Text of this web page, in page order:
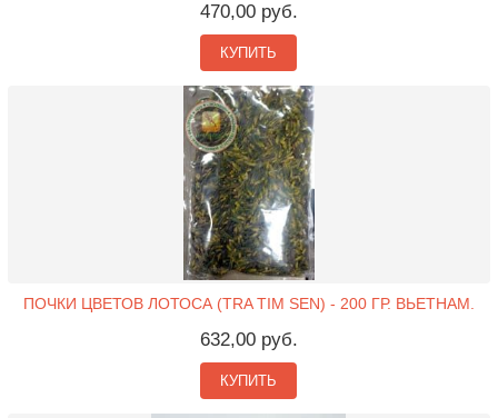
470,00 руб.
КУПИТЬ
ПОЧКИ ЦВЕТОВ ЛОТОСА (TRA TIM SEN) - 200 ГР. ВЬЕТНАМ.
632,00 руб.
КУПИТЬ